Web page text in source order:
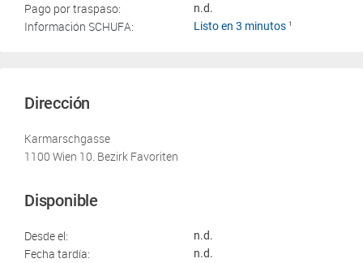
Pago por traspaso: n.d.
Información SCHUFA: Listo en 3 minutos 1
Dirección
Karmarschgasse
1100 Wien 10. Bezirk Favoriten
Disponible
Desde el: n.d.
Fecha tardía: n.d.